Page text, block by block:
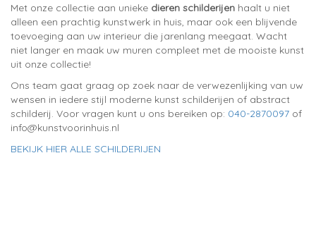
Met onze collectie aan unieke dieren schilderijen haalt u niet
alleen een prachtig kunstwerk in huis, maar ook een blijvende
toevoeging aan uw interieur die jarenlang meegaat. Wacht
niet langer en maak uw muren compleet met de mooiste kunst
uit onze collectie!
Ons team gaat graag op zoek naar de verwezenlijking van uw
wensen in iedere stijl moderne kunst schilderijen of abstract
schilderij. Voor vragen kunt u ons bereiken op: 040-2870097 of
info@kunstvoorinhuis.nl
BEKIJK HIER ALLE SCHILDERIJEN